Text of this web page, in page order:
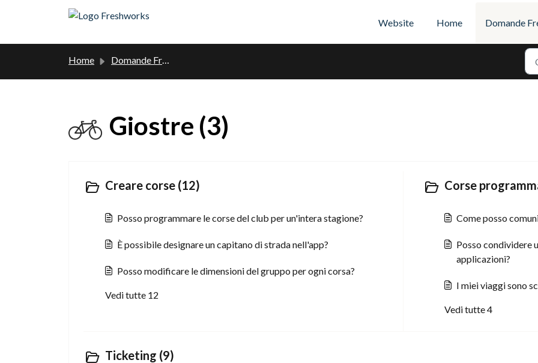
Website
Home Domande
Home Domande Frequenti (FAQ)
Giostre (3)
Creare corse (12)
Posso programmare le corse del club per un'intera stagione?
È possibile designare un capitano di strada nell'app?
Posso modificare le dimensioni del gruppo per ogni corsa?
Vedi tutte 12
Corse
Come posso
Posso condividere
applicazioni?
I miei viaggi sono
Vedi tutte 4
Ticketing (9)